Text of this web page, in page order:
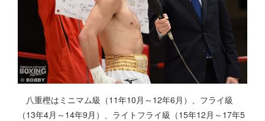
八重樫はミニマム級（11年10月～12年6月）、フライ級
（13年4月～14年9月）、ライトフライ級（15年12月～17年5